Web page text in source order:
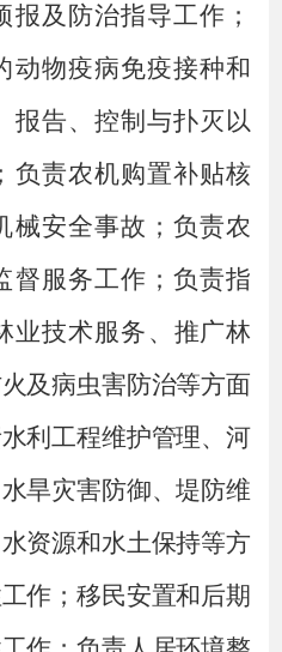
及防治指导工作；
动物疫病免疫接种和
报告、控制与扑灭以
负责农机购置补贴核
械安全事故；负责农
督服务工作；负责指
技术服务、 推广林
及病虫害防治等方面
利工程维护管理、河
旱灾害防御、堤防维
资源和水土保持等方
作；移民安置和后期